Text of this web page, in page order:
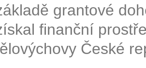
grantové
finanční
České